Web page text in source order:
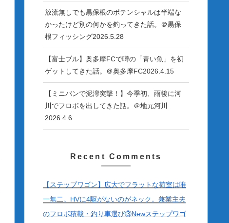
放流無しでも黒保根のポテンシャルは半端な
かったけど別の何かを釣ってきた話。＠黒保
根フィッシング2026.5.28
【富士ブル】奥多摩FCで噂の「青い魚」を初
ゲットしてきた話。＠奥多摩FC2026.4.15
【ミニバンで泥濘突撃！】今季初、雨後に河
川でフロボを出してきた話。＠地元河川
2026.4.6
Recent Comments
【ステップワゴン】広大でフラットな荷室は唯
一無二。HVに4駆がないのがネック。兼業主夫
のフロボ積載・釣り車選び③Newステップワゴ